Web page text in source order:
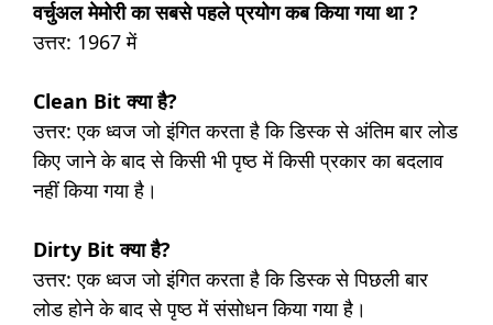
वर्चुअल मेमोरी का सबसे पहले प्रयोग कब किया गया था ?
उत्तर: 1967 में
Clean Bit क्या है?
उत्तर: एक ध्वज जो इंगित करता है कि डिस्क से अंतिम बार लोड
किए जाने के बाद से किसी भी पृष्ठ में किसी प्रकार का बदलाव
नहीं किया गया है।
Dirty Bit क्या है?
उत्तर: एक ध्वज जो इंगित करता है कि डिस्क से पिछली बार
लोड होने के बाद से पृष्ठ में संसोधन किया गया है।